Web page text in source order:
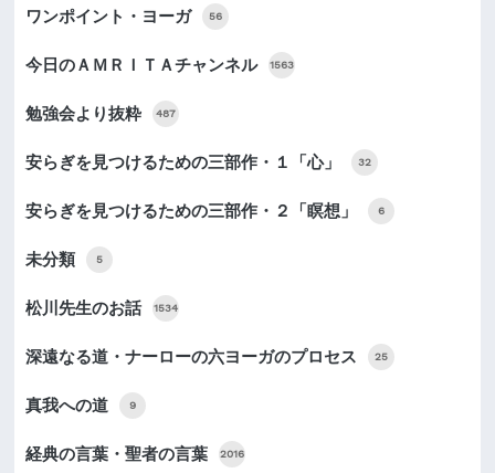
ワンポイント・ヨーガ 56
今日のＡＭＲＩＴＡチャンネル 1563
勉強会より抜粋 487
安らぎを見つけるための三部作・１「心」 32
安らぎを見つけるための三部作・２「瞑想」 6
未分類 5
松川先生のお話 1534
深遠なる道・ナーローの六ヨーガのプロセス 25
真我への道 9
経典の言葉・聖者の言葉 2016